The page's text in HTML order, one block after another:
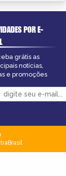
POR E-
grátis as
notícias,
e promoções